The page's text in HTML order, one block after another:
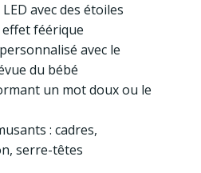
avec des étoiles
féérique
avec le
du bébé
un mot doux ou le
: cadres,
serre-têtes